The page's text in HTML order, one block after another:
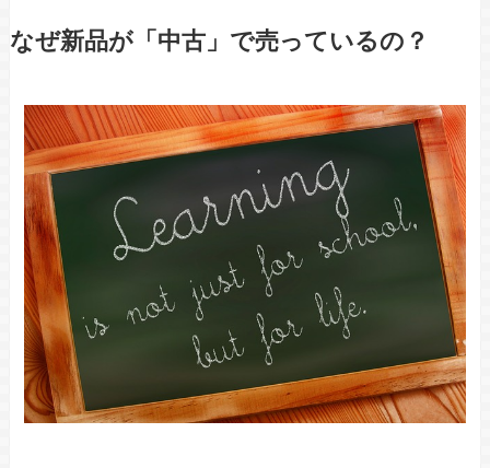
なぜ新品が「中古」で売っているの？